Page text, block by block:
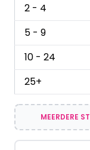
2 - 4
5 - 9
10 - 24
25+
MEERDERE